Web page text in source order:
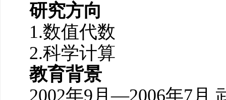
研究方向
1.数值代数
2.科学计算
教育背景
2002年9月—2006年7月